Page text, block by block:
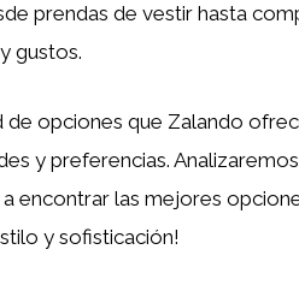
prendas de vestir hasta
gustos.
opciones que Zalando
y preferencias.
encontrar las mejores
y sofisticación!